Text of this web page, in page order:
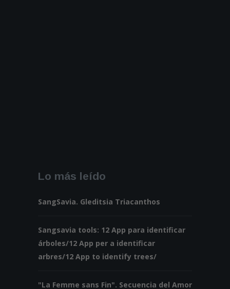
Lo más leído
SangSavia. Gleditsia Triacanthos
Sangsavia tools: 12 App para identificar
árboles/12 App per a identificar
arbres/12 App to identify trees/
"La Femme sans Fin". Secuencia del Amor